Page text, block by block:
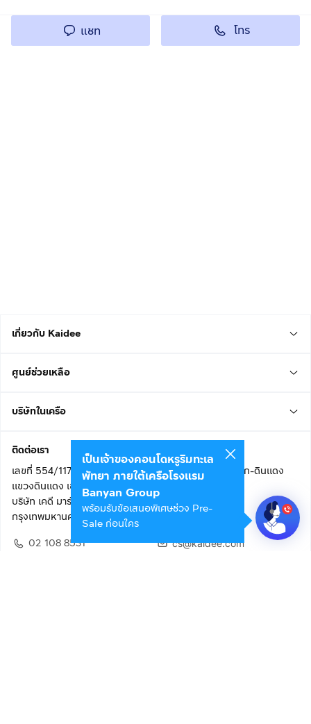
แชท โทร
เกี่ยวกับ Kaidee
ศูนย์ช่วยเหลือ
บริษัทในเครือ
ติดต่อเรา
เลขที่ 554/117 อาคารสกายไนน์ เซ็นเตอร์ ชั้น 22 ถนนอโศก-ดินแดง
แขวงดินแดง เขตดินแดง
บริษัท เคดี มาร์เก็ตเพลส จำกัด (สำนักงานใหญ่)
กรุงเทพมหานคร 10400
02 108 8531
cs@kaidee.com
เป็นเจ้าของคอนโดหรูริมทะเล
พัทยา ภายใต้เครือโรงแรม
Banyan Group
พร้อมรับข้อเสนอพิเศษช่วง Pre-
Sale ก่อนใคร